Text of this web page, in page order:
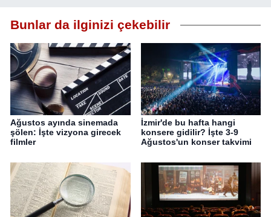
Bunlar da ilginizi çekebilir
Ağustos ayında sinemada
şölen: İşte vizyona girecek
filmler
İzmir'de bu hafta hangi
konsere gidilir? İşte 3-9
Ağustos'un konser takvimi